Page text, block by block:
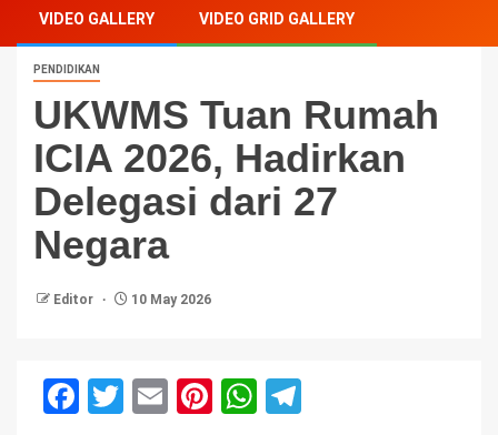
VIDEO GALLERY VIDEO GRID GALLERY
PENDIDIKAN
UKWMS Tuan Rumah
ICIA 2026, Hadirkan
Delegasi dari 27
Negara
Editor 10 May 2026
Facebook
Twitter
EmailPinterest
WhatsApp